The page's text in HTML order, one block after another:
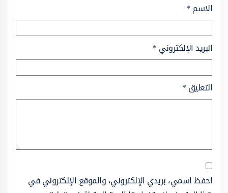
الاسم*
البريد الإلكتروني*
التعليق*
احفظ اسمي، بريدي الإلكتروني، والموقع الإلكتروني في